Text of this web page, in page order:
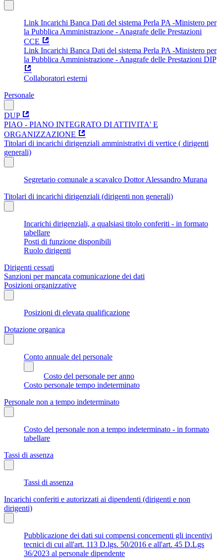
Link Incarichi Banca Dati del sistema Perla PA -Ministero per
la Pubblica Amministrazione - Anagrafe delle Prestazioni
CCE
Link Incarichi Banca Dati del sistema Perla PA -Ministero per
la Pubblica Amministrazione - Anagrafe delle Prestazioni DIP
Collaboratori esterni
Personale
DUP
PIAO - PIANO INTEGRATO DI ATTIVITA' E
ORGANIZZAZIONE
Titolari di incarichi dirigenziali amministrativi di vertice ( dirigenti
generali)
Segretario comunale a scavalco Dottor Alessandro Murana
Titolari di incarichi dirigenziali (dirigenti non generali)
Incarichi dirigenziali, a qualsiasi titolo conferiti - in formato
tabellare
Posti di funzione disponibili
Ruolo dirigenti
Dirigenti cessati
Sanzioni per mancata comunicazione dei dati
Posizioni organizzative
Posizioni di elevata qualificazione
Dotazione organica
Conto annuale del personale
Costo del personale per anno
Costo personale tempo indeterminato
Personale non a tempo indeterminato
Costo del personale non a tempo indeterminato - in formato
tabellare
Tassi di assenza
Tassi di assenza
Incarichi conferiti e autorizzati ai dipendenti (dirigenti e non
dirigenti)
Pubblicazione dei dati sui compensi concernenti gli incentivi
tecnici di cui all'art. 113 D.lgs. 50/2016 e all'art. 45 D.Lgs
36/2023 al personale dipendente